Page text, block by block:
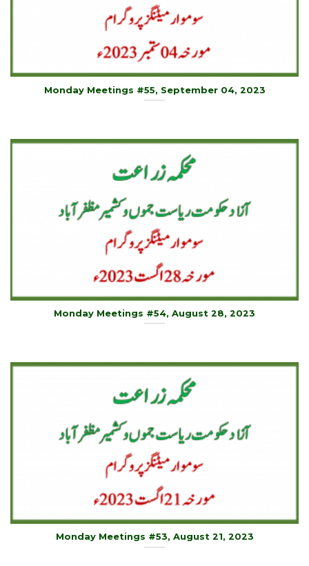
Monday Meetings #55, September 04, 2023
Monday Meetings #54, August 28, 2023
Monday Meetings #53, August 21, 2023